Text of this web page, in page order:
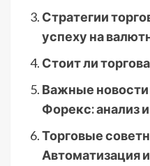
Стратегии
успеху на
Стоит ли
Важные
Форекс: анализ
Торговые
Автоматизация